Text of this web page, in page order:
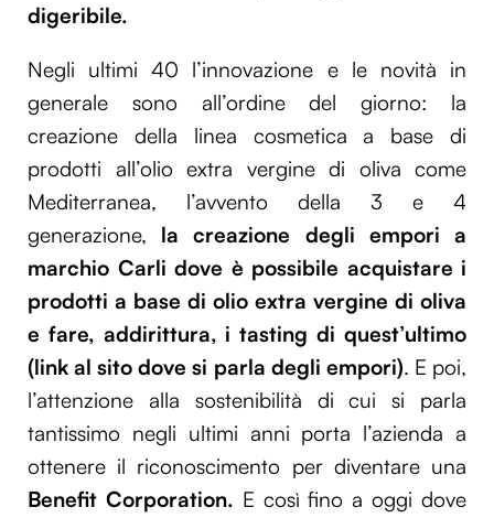
digeribile.
Negli ultimi 40 l’innovazione e le novità in
generale sono all’ordine del giorno: la
creazione della linea cosmetica a base di
prodotti all’olio extra vergine di oliva come
Mediterranea, l’avvento della 3 e 4
generazione, la creazione degli empori a
marchio Carli dove è possibile acquistare i
prodotti a base di olio extra vergine di oliva
e fare, addirittura, i tasting di quest’ultimo
(link al sito dove si parla degli empori). E poi,
l’attenzione alla sostenibilità di cui si parla
tantissimo negli ultimi anni porta l’azienda a
ottenere il riconoscimento per diventare una
Benefit Corporation. E così fino a oggi dove